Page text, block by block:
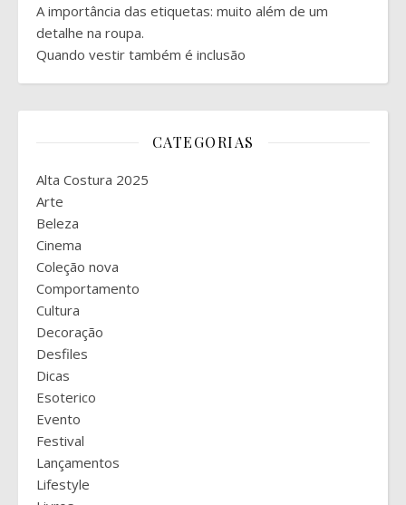
A importância das etiquetas: muito além de um
detalhe na roupa.
Quando vestir também é inclusão
CATEGORIAS
Alta Costura 2025
Arte
Beleza
Cinema
Coleção nova
Comportamento
Cultura
Decoração
Desfiles
Dicas
Esoterico
Evento
Festival
Lançamentos
Lifestyle